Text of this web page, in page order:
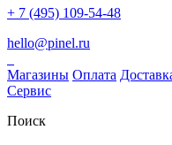
+ 7 (495) 109-54-48
hello@pinel.ru
Магазины Оплата
Сервис
Поиск